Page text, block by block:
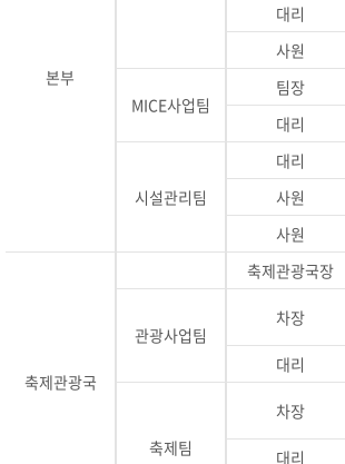
본부
대리
사원
MICE사업팀
팀장
대리
시설관리팀
대리
사원
사원
축제관광국
축제관광국장
관광사업팀
차장
대리
축제팀
차장
대리